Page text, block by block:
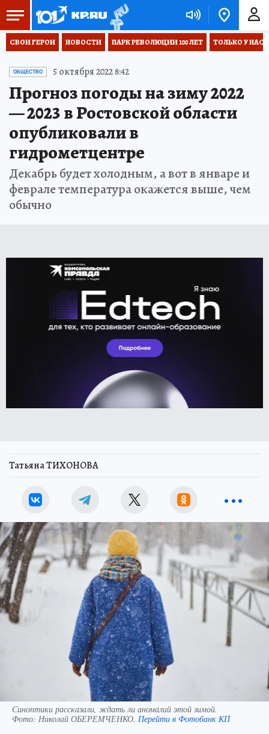
СВОИ ГЕРОИ НОВОСТИ ПАРК РЕВОЛЮЦИИ 100 ЛЕТ ТОЛЬКО У НАС
ОБЩЕСТВО 5 октября 2022 8:42
Прогноз погоды на зиму 2022
— 2023 в Ростовской области
опубликовали в
гидрометцентре
Декабрь будет холодным, а вот в январе и
феврале температура окажется выше, чем
обычно
Татьяна ТИХОНОВА
Синоптики рассказали, ждать ли аномалий этой зимой.
Фото: Николай ОБЕРЕМЧЕНКО. Перейти в Фотобанк КП